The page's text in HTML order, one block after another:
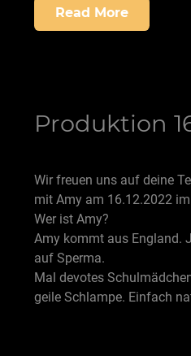
Read More
Produktion
Wir freuen uns auf deine
mit Amy am 16.12.2022
Wer ist Amy?
Amy kommt aus England.
auf Sperma.
Mal devotes
geile Schlampe. Einfach